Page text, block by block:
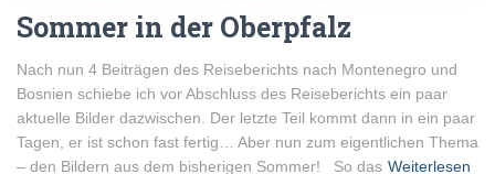
Sommer in der Oberpfalz
Nach nun 4 Beiträgen des Reiseberichts nach Montenegro und
Bosnien schiebe ich vor Abschluss des Reiseberichts ein paar
aktuelle Bilder dazwischen. Der letzte Teil kommt dann in ein paar
Tagen, er ist schon fast fertig… Aber nun zum eigentlichen Thema
– den Bildern aus dem bisherigen Sommer! So das Weiterlesen